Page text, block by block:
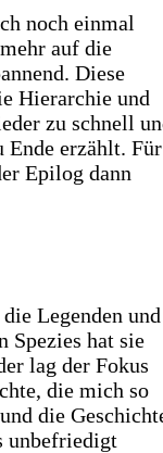
noch einmal
auf die
Diese
Hierarchie und
zu schnell
Ende erzählt. Für
Epilog dann
Legenden und
Spezies hat sie
lag der Fokus
die mich so
die
unbefriedigt